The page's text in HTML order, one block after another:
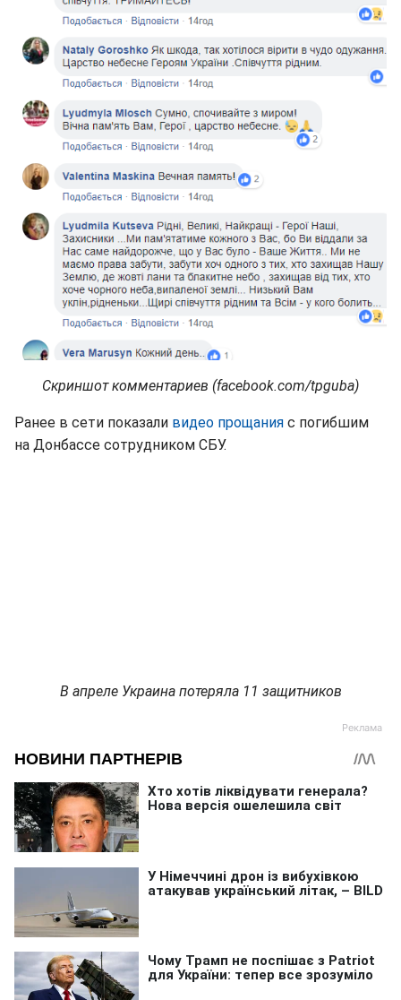
Скриншот комментариев (facebook.com/tpguba)
Ранее в сети показали видео прощания с погибшим
на Донбассе сотрудником СБУ.
В апреле Украина потеряла 11 защитников